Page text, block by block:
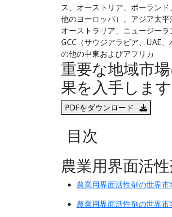
ス、オーストリア、ポーラン
他のヨーロッパ）、アジア太
オーストラリア、ニュージー
GCC（サウジアラビア、UAE
の他の中東およびアフリカ
重要な地域市
果を入手します
PDFをダウンロード
目次
農業用界面活
農業用界面活性剤の世界市
農業用界面活性剤の世界市